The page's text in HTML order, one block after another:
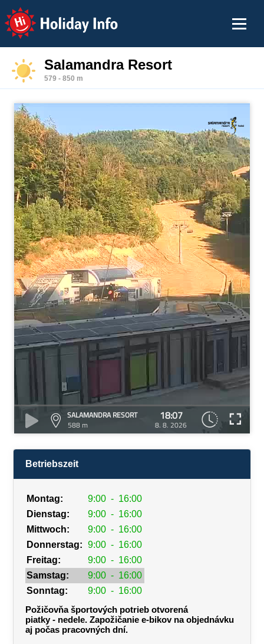
Holiday Info
Salamandra Resort
579 - 850 m
SALAMANDRA RESORT
588 m
18:07
8. 8. 2026
Betriebszeit
Montag: 9:00 - 16:00
Dienstag:
9:00 - 16:00
Mittwoch:
9:00 - 16:00
Donnerstag: 9:00 - 16:00
Freitag:
9:00 - 16:00
Samstag:
9:00 - 16:00
Sonntag:
9:00 - 16:00
Požičovňa športových potrieb otvorená
piatky - nedele. Zapožičanie e-bikov na objednávku
aj počas pracovných dní.